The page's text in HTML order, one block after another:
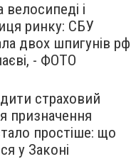
велосипеді і
ринку: СБУ
двох шпигунів рф
- ФОТО
страховий
призначення
простіше: що
у Законі